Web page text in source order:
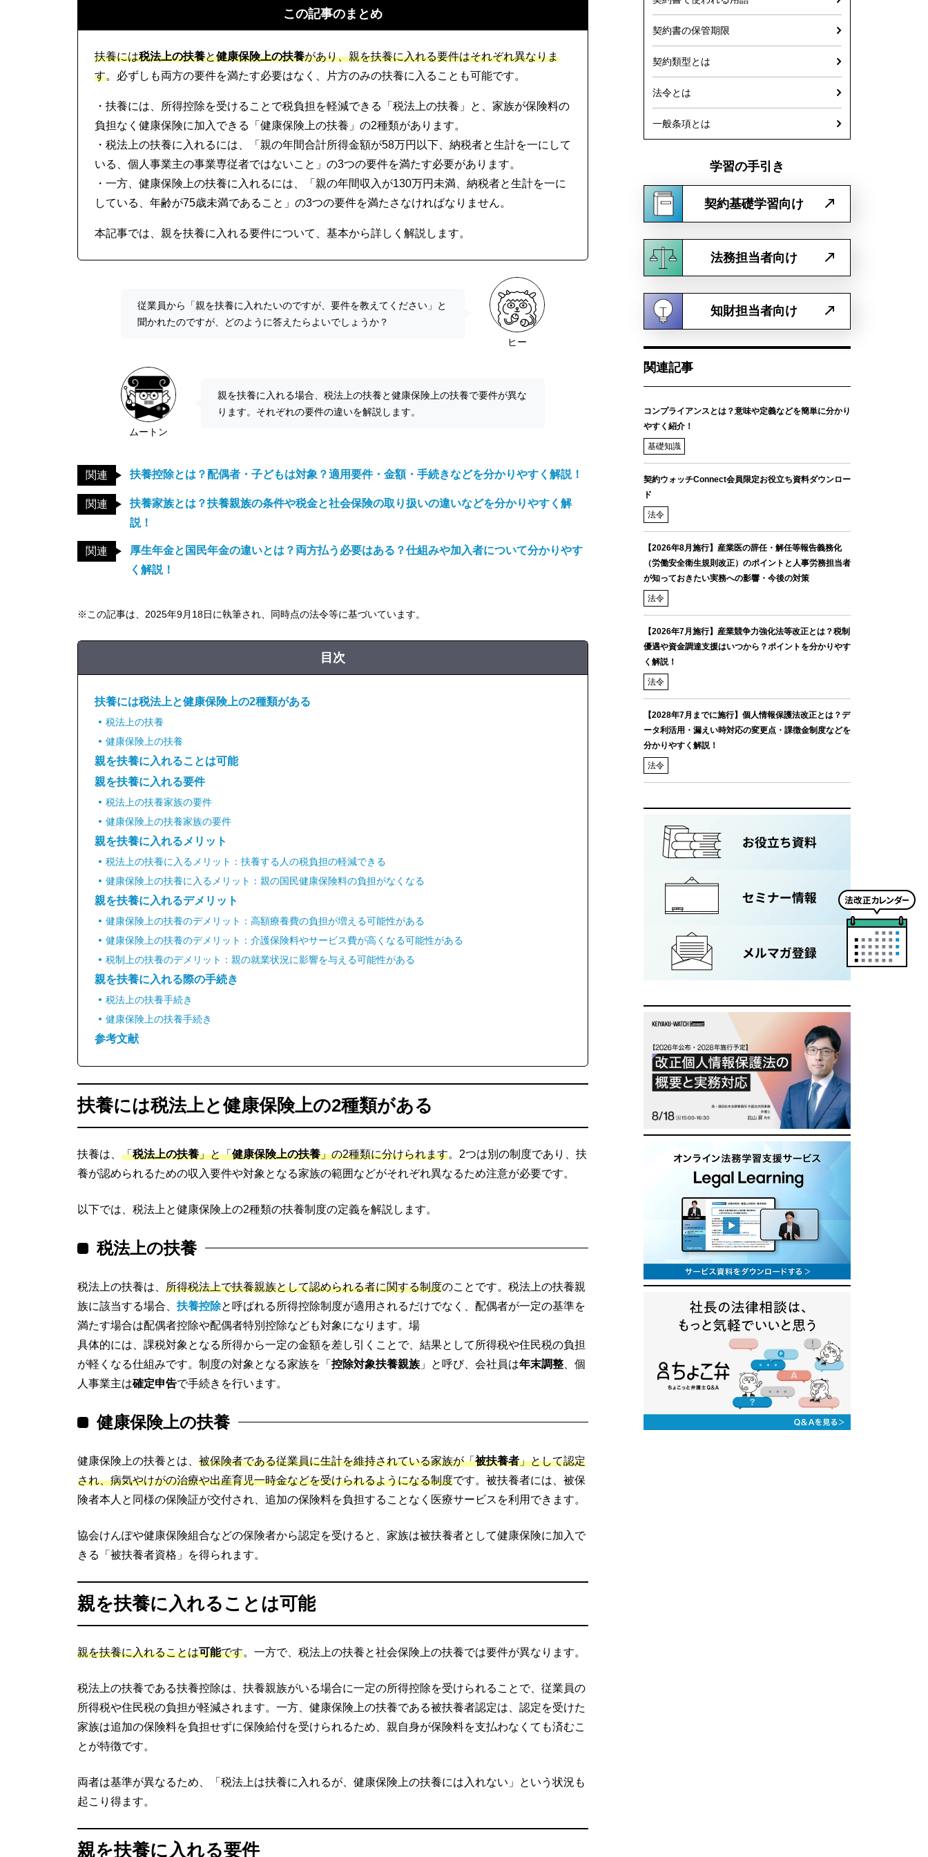
この記事のまとめ
扶養には税法上の扶養と健康保険上の扶養があり、親を扶養に入れる要件はそれぞれ異なりま
す。必ずしも両方の要件を満たす必要はなく、片方のみの扶養に入ることも可能です。
・扶養には、所得控除を受けることで税負担を軽減できる「税法上の扶養」と、家族が保険料の
負担なく健康保険に加入できる「健康保険上の扶養」の2種類があります。
・税法上の扶養に入れるには、「親の年間合計所得金額が58万円以下、納税者と生計を一にして
いる、個人事業主の事業専従者ではないこと」の3つの要件を満たす必要があります。
・一方、健康保険上の扶養に入れるには、「親の年間収入が130万円未満、納税者と生計を一に
している、年齢が75歳未満であること」の3つの要件を満たさなければなりません。
本記事では、親を扶養に入れる要件について、基本から詳しく解説します。
ヒー
従業員から「親を扶養に入れたいのですが、要件を教えてください」と
聞かれたのですが、どのように答えたらよいでしょうか？
ムートン
親を扶養に入れる場合、税法上の扶養と健康保険上の扶養で要件が異な
ります。それぞれの要件の違いを解説します。
関連 扶養控除とは？配偶者・子どもは対象？適用要件・金額・手続きなどを分かりやすく解説！
関連
扶養家族とは？扶養親族の条件や税金と社会保険の取り扱いの違いなどを分かりやすく解
説！
関連
厚生年金と国民年金の違いとは？両方払う必要はある？仕組みや加入者について分かりやす
く解説！
※この記事は、2025年9月18日に執筆され、同時点の法令等に基づいています。
目次
扶養には税法上と健康保険上の2種類がある
税法上の扶養
健康保険上の扶養
親を扶養に入れることは可能
親を扶養に入れる要件
税法上の扶養家族の要件
健康保険上の扶養家族の要件
親を扶養に入れるメリット
税法上の扶養に入るメリット：扶養する人の税負担の軽減できる
健康保険上の扶養に入るメリット：親の国民健康保険料の負担がなくなる
親を扶養に入れるデメリット
健康保険上の扶養のデメリット：高額療養費の負担が増える可能性がある
健康保険上の扶養のデメリット：介護保険料やサービス費が高くなる可能性がある
税制上の扶養のデメリット：親の就業状況に影響を与える可能性がある
親を扶養に入れる際の手続き
税法上の扶養手続き
健康保険上の扶養手続き
参考文献
扶養には税法上と健康保険上の2種類がある
扶養は、 「税法上の扶養」と「健康保険上の扶養」の2種類に分けられます。2つは別の制度であり、扶
養が認められるための収入要件や対象となる家族の範囲などがそれぞれ異なるため注意が必要です。
以下では、税法上と健康保険上の2種類の扶養制度の定義を解説します。
税法上の扶養
税法上の扶養は、 所得税法上で扶養親族として認められる者に関する制度のことです。税法上の扶養親
族に該当する場合、 扶養控除と呼ばれる所得控除制度が適用されるだけでなく、配偶者が一定の基準を
満たす場合は配偶者控除や配偶者特別控除なども対象になります。場
具体的には、課税対象となる所得から一定の金額を差し引くことで、結果として所得税や住民税の負担
が軽くなる仕組みです。制度の対象となる家族を「 控除対象扶養親族 」と呼び、会社員は年末調整 、個
人事業主は確定申告で手続きを行います。
健康保険上の扶養
健康保険上の扶養とは、 被保険者である従業員に生計を維持されている家族が「被扶養者」として認定
され、病気やけがの治療や出産育児一時金などを受けられるようになる制度です。被扶養者には、被保
険者本人と同様の保険証が交付され、追加の保険料を負担することなく医療サービスを利用できます。
協会けんぽや健康保険組合などの保険者から認定を受けると、家族は被扶養者として健康保険に加入で
きる「被扶養者資格」を得られます。
親を扶養に入れることは可能
親を扶養に入れることは可能です。一方で、税法上の扶養と社会保険上の扶養では要件が異なります。
税法上の扶養である扶養控除は、扶養親族がいる場合に一定の所得控除を受けられることで、従業員の
所得税や住民税の負担が軽減されます。一方、健康保険上の扶養である被扶養者認定は、認定を受けた
家族は追加の保険料を負担せずに保険給付を受けられるため、親自身が保険料を支払わなくても済むこ
とが特徴です。
両者は基準が異なるため、「税法上は扶養に入れるが、健康保険上の扶養には入れない」という状況も
起こり得ます。
親を扶養に入れる要件
契約書の保管期限
契約類型とは
法令とは
一般条項とは
学習の手引き
契約基礎学習向け
法務担当者向け
知財担当者向け
関連記事
コンプライアンスとは？意味や定義などを簡単に分かり
やすく紹介！
基礎知識
契約ウォッチConnect会員限定お役立ち資料ダウンロー
ド
法令
【2026年8月施行】産業医の辞任・解任等報告義務化
（労働安全衛生規則改正）のポイントと人事労務担当者
が知っておきたい実務への影響・今後の対策
法令
【2026年7月施行】産業競争力強化法等改正とは？税制
優遇や資金調達支援はいつから？ポイントを分かりやす
く解説！
法令
【2028年7月までに施行】個人情報保護法改正とは？デ
ータ利活用・漏えい時対応の変更点・課徴金制度などを
分かりやすく解説！
法令
法
改
ダ
ー
は
ち
ら